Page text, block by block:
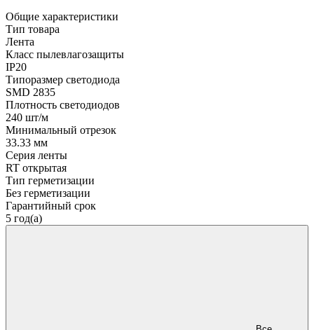
Общие характеристики
Тип товара
Лента
Класс пылевлагозащиты
IP20
Типоразмер светодиода
SMD 2835
Плотность светодиодов
240 шт/м
Минимальный отрезок
33.33 мм
Серия ленты
RT открытая
Тип герметизации
Без герметизации
Гарантийный срок
5 год(а)